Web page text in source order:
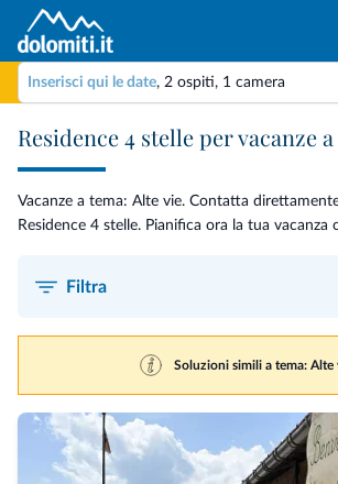
Inserisci qui le date, 2 ospiti, 1 camera
Residence 4 stelle per vacanze
Vacanze a tema: Alte vie. Contatta
Residence 4 stelle. Pianifica ora la tua
Filtra
Soluzioni simili a tema: Alte